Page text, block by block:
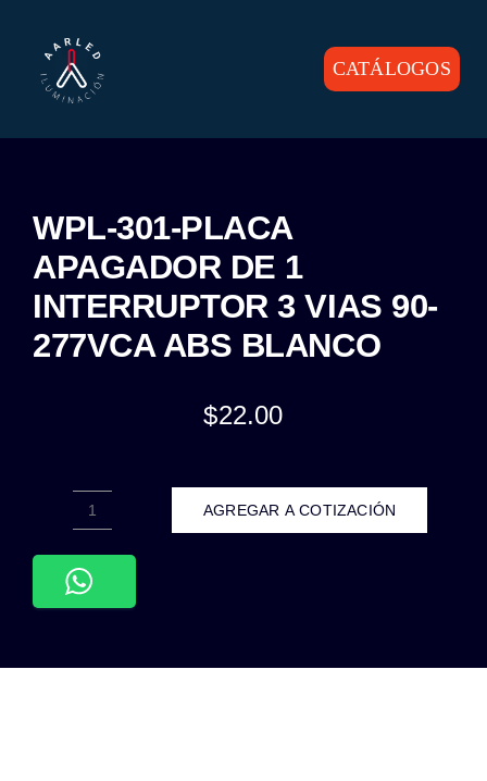
content
INICIO
CONTACTO
CATÁLOGOS
WPL-301-PLACA
APAGADOR DE 1
INTERRUPTOR 3 VIAS 90-
277VCA ABS BLANCO
$22.00
PLACA
APAGADOR
AGREGAR A COTIZACIÓN